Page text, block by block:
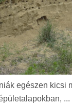
egészen kicsi
...